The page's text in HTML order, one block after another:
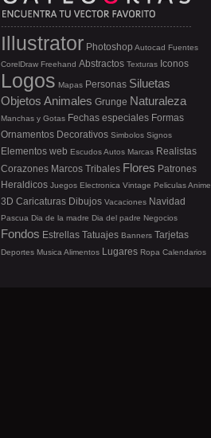
Illustrator Photoshop Autocad Fuentes
CorelDraw Freehand Abstractos Texturas Iconos
Logos Mapas Personas Siluetas
Objetos Animales Grunge Naturaleza
Manchas y Gotas Fechas especiales Formas
Ornamentos Decorativos Simbolos Signos
Elementos web EscudosAutos Marcas Realistas
Corazones Marcos Tribales Flores Patrones
Heraldicos Juegos Electronica Vintage PeliculasAnime
3D Caricaturas Dibujos Vacaciones Navidad
Pascua Dia de la madre Dia del padre Negocios
Fondos Estrellas Tatuajes Banners Tarjetas
Deportes Musica Alimentos Lugares Ropa Calendarios